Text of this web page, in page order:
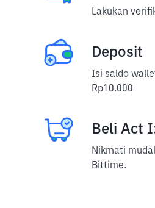
Lakukan
Deposit
Isi saldo
Rp10.000
Beli Act
Nikmati
Bittime.